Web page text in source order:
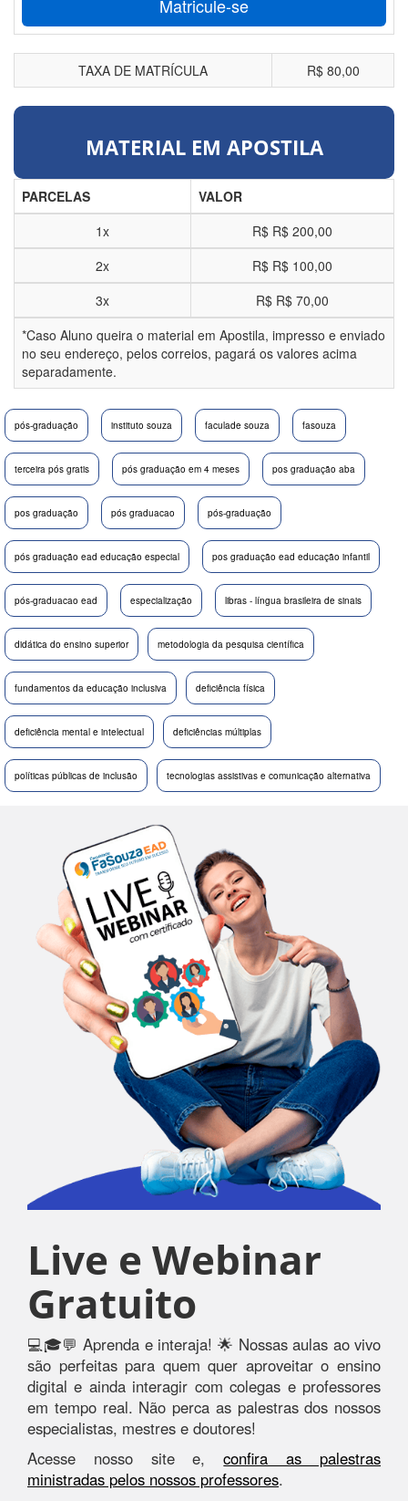
Matricule-se
TAXA DE MATRÍCULA R$ 80,00
MATERIAL EM APOSTILA
PARCELAS
VALOR
1x
R$ R$ 200,00
2x
R$ R$ 100,00
3x
R$ R$ 70,00
*Caso Aluno queira o material em Apostila, impresso e enviado
no seu endereço, pelos correios, pagará os valores acima
separadamente.
pós-graduação instituto souza faculade souza fasouza
terceira pós gratis pós graduação em 4 meses pos graduação aba
pos graduação pós graduacao pós-graduação
pós graduação ead educação especial pos graduação ead educação infantil
pós-graduacao ead especialização libras - língua brasileira de sinais
didática do ensino superior metodologia da pesquisa científica
fundamentos da educação inclusiva deficiência física
deficiência mental e intelectual deficiências múltiplas
políticas públicas de inclusão tecnologias assistivas e comunicação alternativa
Live e Webinar
Gratuito
💻🎓💬 Aprenda e interaja! 🌟 Nossas aulas ao vivo
são perfeitas para quem quer aproveitar o ensino
digital e ainda interagir com colegas e professores
em tempo real. Não perca as palestras dos nossos
especialistas, mestres e doutores!
Acesse nosso site e,confira as palestras
ministradas pelos nossos professores.